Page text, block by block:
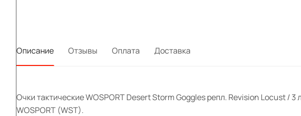
Описание Отзывы Оплата Доставка
Очки тактические WOSPORT Desert Storm Goggles репл. Revision Locust
WOSPORT (WST).